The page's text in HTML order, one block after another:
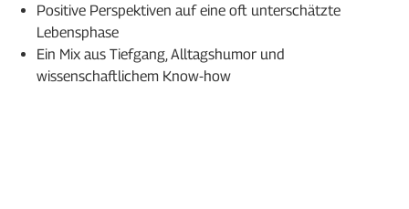
Positive Perspektiven auf eine oft unterschätzte
Lebensphase
Ein Mix aus Tiefgang, Alltagshumor und
wissenschaftlichem Know-how